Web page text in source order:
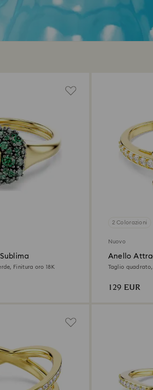
Finitura oro 18K
2 Colorazioni
Nuovo
Anello
Taglio quadrato,
129 EUR